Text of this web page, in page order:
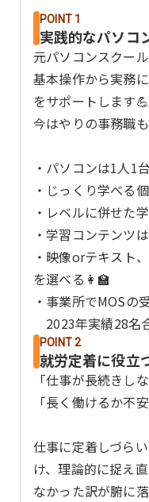
POINT 1
実践的なパソコ
元パソコンスクー
基本操作から実務
をサポートします💪
今はやりの事務職
・パソコンは1人1
・じっくり学べる
・レベルに併せた
・学習コンテンツ
・映像orテキスト
を選べる👩‍🏫
・事業所でMOSの
2023年実績28名
POINT 2
就労定着に役立
「仕事が長続きし
「長く働けるか不安
仕事に定着しづら
け、理論的に捉え
なかった訳が腑に